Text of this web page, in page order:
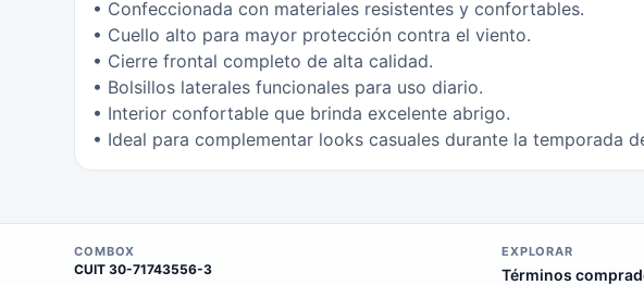
• Confeccionada con materiales resistentes y confortables.
• Cuello alto para mayor protección contra el viento.
• Cierre frontal completo de alta calidad.
• Bolsillos laterales funcionales para uso diario.
• Interior confortable que brinda excelente abrigo.
• Ideal para complementar looks casuales durante la temporada
COMBOX
CUIT 30-71743556-3
EXPLORAR
Términos